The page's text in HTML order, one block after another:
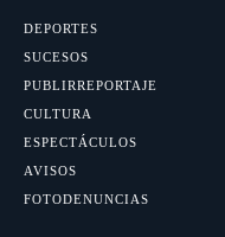
DEPORTES
SUCESOS
PUBLIRREPORTAJE
CULTURA
ESPECTÁCULOS
AVISOS
FOTODENUNCIAS